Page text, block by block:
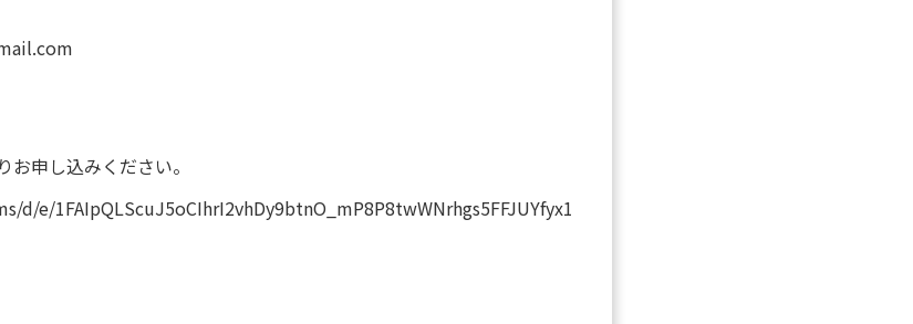
申し込みください。
e/1FAIpQLScuJ5oCIhrI2vhDy9btnO_mP8P8twWNrhgs5FFJUYfyx1